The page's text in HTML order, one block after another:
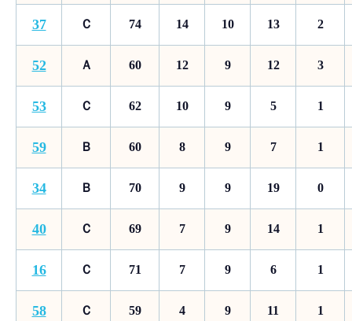
37 Ｃ 74 14 10 13 2
52 Ａ 60 12 9 12 3
53 Ｃ 62 10 9 5 1
59 Ｂ 60 8 9 7 1
34 Ｂ 70 9 9 19 0
40 Ｃ 69 7 9 14 1
16 Ｃ 71 7 9 6 1
58 Ｃ 59 4 9 11 1